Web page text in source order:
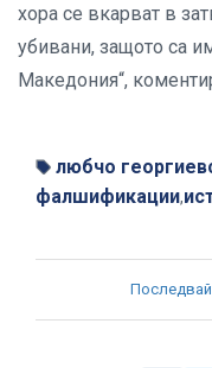
хора се вкарват в
убивани, защото са
Македония“,
любчо
фалшификации,